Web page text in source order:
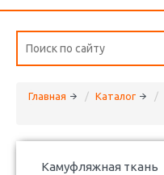
Главная Каталог
Камуфляжная ткань